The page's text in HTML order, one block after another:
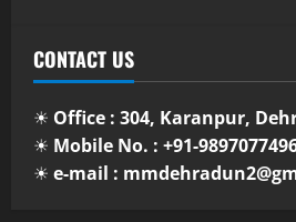
CONTACT US
☀ Office : 304, Karanpur,
☀ Mobile No. : +91-
☀ e-mail :